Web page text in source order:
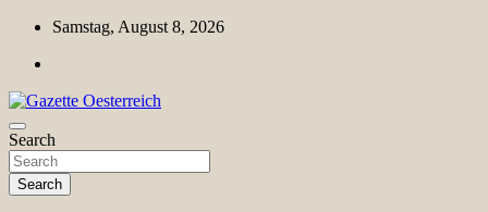
Skip
content
Samstag, August 8, 2026
Gazette Oesterreich
Magazin für Freizeit, Politik, Kultur & Wissenschaft
Search
Search